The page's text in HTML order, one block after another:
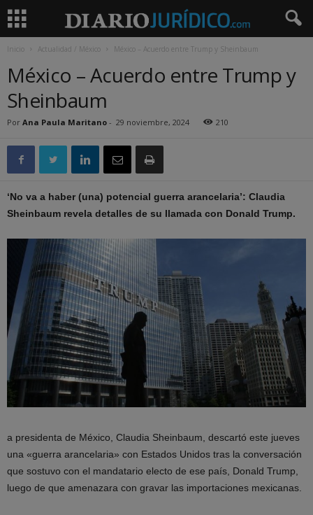
Inicio Actualidad / México México – Acuerdo entre Trump y Sheinbaum
México – Acuerdo entre Trump y
Sheinbaum
Por Ana Paula Maritano - 29 noviembre, 2024 210
‘No va a haber (una) potencial guerra arancelaria’: Claudia
Sheinbaum revela detalles de su llamada con Donald Trump.
a presidenta de México, Claudia Sheinbaum, descartó este jueves
una «guerra arancelaria» con Estados Unidos tras la conversación
que sostuvo con el mandatario electo de ese país, Donald Trump,
luego de que amenazara con gravar las importaciones mexicanas.